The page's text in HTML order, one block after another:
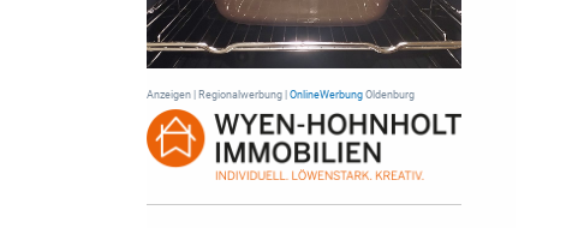
Anzeigen | Regionalwerbung | OnlineWerbungOldenburg